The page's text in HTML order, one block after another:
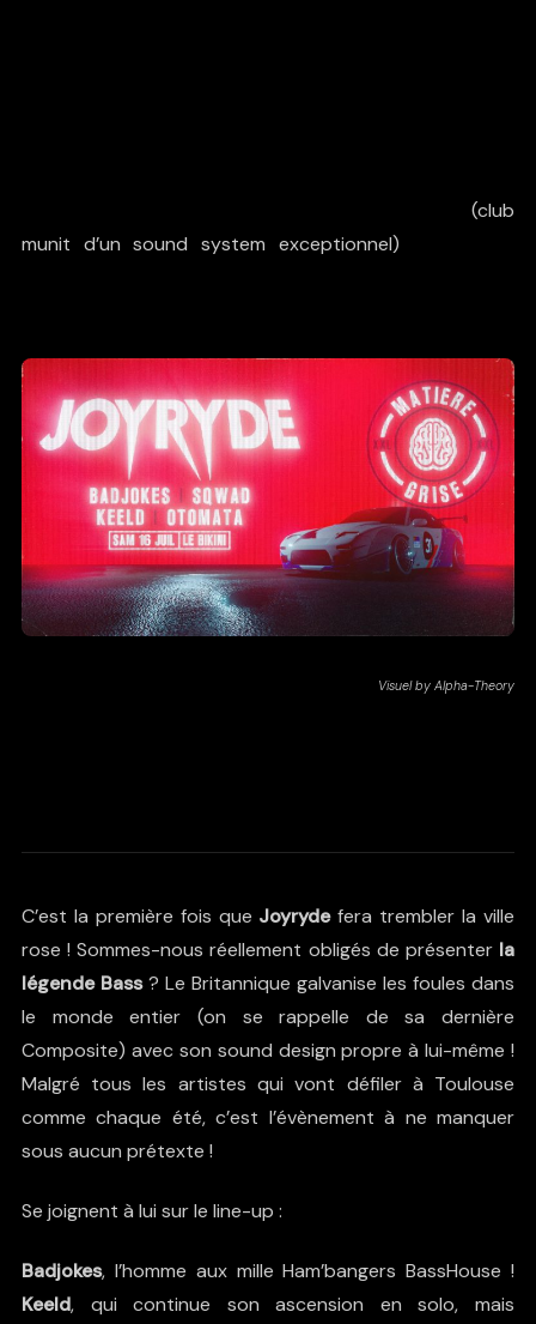
Bikini(club
munit d’un sound system exceptionnel)
Visuel by Alpha-Theory
C’est la première fois que Joyrydefera trembler la ville
rose ! Sommes-nous réellement obligés de présenter la
légende Bass? Le Britannique galvanise les foules dans
le monde entier (on se rappelle de sa dernière
Composite) avec son sound design propre à lui-même !
Malgré tous les artistes qui vont défiler à Toulouse
comme chaque été, c’est l’évènement à ne manquer
sous aucun prétexte !
Se joignent à lui sur le line-up :
Badjokes, l’homme aux mille Ham’bangers BassHouse !
Keeld, qui continue son ascension en solo, mais